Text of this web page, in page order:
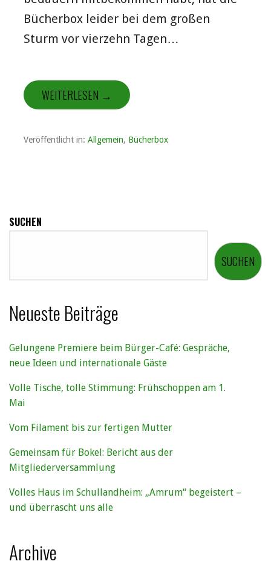
Bücherbox leider bei dem großen
Sturm vor vierzehn Tagen…
WEITERLESEN →
Veröffentlicht in: Allgemein, Bücherbox
SUCHEN
SUCHEN
Neueste Beiträge
Gelungene Premiere beim Bürger-Café: Gespräche,
neue Ideen und internationale Gäste
Volle Tische, tolle Stimmung: Frühschoppen am 1.
Mai
Vom Filament bis zur fertigen Mutter
Gemeinsam für Bokel: Bericht aus der
Mitgliederversammlung
Volles Haus im Schullandheim: „Amrum“ begeistert –
und überrascht uns alle
Archive